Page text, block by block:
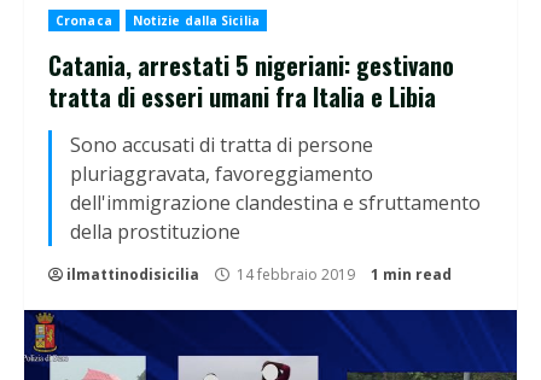
Cronaca Notizie dalla Sicilia
Catania, arrestati 5 nigeriani: gestivano
tratta di esseri umani fra Italia e Libia
Sono accusati di tratta di persone
pluriaggravata, favoreggiamento
dell'immigrazione clandestina e sfruttamento
della prostituzione
ilmattinodisicilia 14 febbraio 2019 1 min read